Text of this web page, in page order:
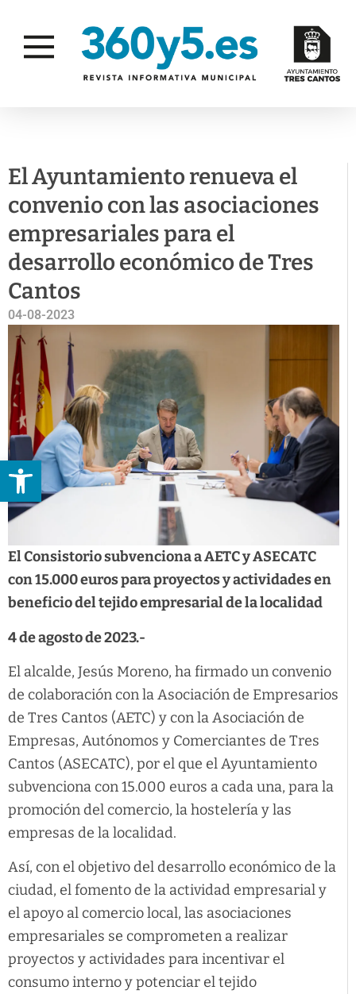
Abrir barra de herramientas
El Ayuntamiento renueva el
convenio con las asociaciones
empresariales para el
desarrollo económico de Tres
Cantos
04-08-2023
El Consistorio subvenciona a AETC y ASECATC
con 15.000 euros para proyectos y actividades en
beneficio del tejido empresarial de la localidad
4 de agosto de 2023.-
El alcalde, Jesús Moreno, ha firmado un convenio
de colaboración con la Asociación de Empresarios
de Tres Cantos (AETC) y con la Asociación de
Empresas, Autónomos y Comerciantes de Tres
Cantos (ASECATC), por el que el Ayuntamiento
subvenciona con 15.000 euros a cada una, para la
promoción del comercio, la hostelería y las
empresas de la localidad.
Así, con el objetivo del desarrollo económico de la
ciudad, el fomento de la actividad empresarial y
el apoyo al comercio local, las asociaciones
empresariales se comprometen a realizar
proyectos y actividades para incentivar el
consumo interno y potenciar el tejido